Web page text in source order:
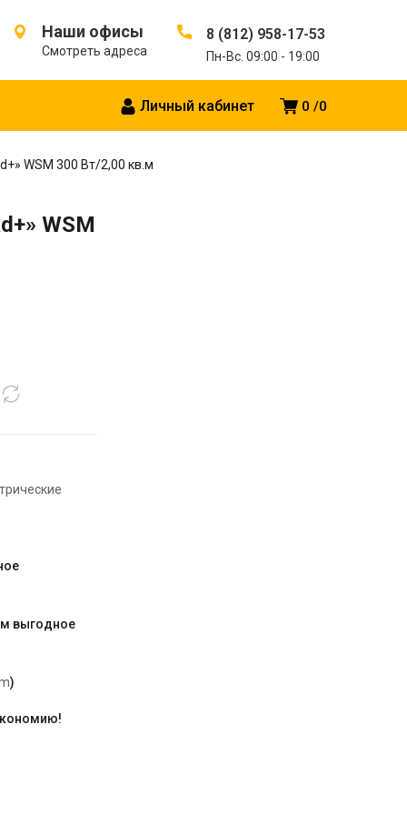
Наши офисы
Смотреть адреса
8 (812) 958-17-53
Пн-Вс. 09:00 - 19:00
0 0
Личный кабинет
WSM 300 Вт/2,00 кв.м
WSM
выгодное
)